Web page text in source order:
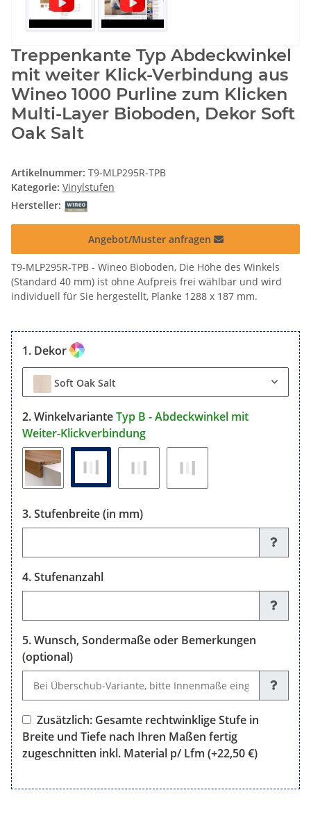
Treppenkante Typ Abdeckwinkel
mit weiter Klick-Verbindung aus
Wineo 1000 Purline zum Klicken
Multi-Layer Bioboden, Dekor Soft
Oak Salt
Artikelnummer: T9-MLP295R-TPB
Kategorie: Vinylstufen
Hersteller:
Angebot/Muster anfragen
T9-MLP295R-TPB - Wineo Bioboden, Die Höhe des Winkels
(Standard 40 mm) ist ohne Aufpreis frei wählbar und wird
individuell für Sie hergestellt, Planke 1288 x 187 mm.
Dekor
Soft Oak Salt
WinkelvarianteTyp B - Abdeckwinkel mit
Weiter-Klickverbindung
Stufenbreite (in mm)
Stufenanzahl
Wunsch, Sondermaße oder Bemerkungen
(optional)
Zusätzlich: Gesamte rechtwinklige Stufe in
Breite und Tiefe nach Ihren Maßen fertig
zugeschnitten inkl. Material p/ Lfm (+22,50 €)
Zusätzlich: Gesamte rechtwinklige Stufe in Breite und